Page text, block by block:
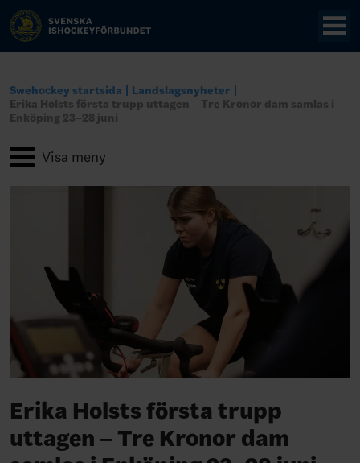
Swehockey startsida
Landslagsnyheter
Erika Holsts första trupp uttagen – Tre Kronor dam samlas i
Enköping 23–28 juni
Erika Holsts första trupp
uttagen – Tre Kronor dam